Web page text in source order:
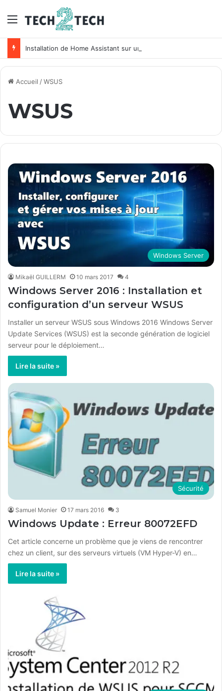
Menu
Installation de Home Assistant sur un NAS Synology
Accueil /WSUS
WSUS
Windows Server
Mikaël GUILLERM 10 mars 2017 4
Windows Server 2016 : Installation et
configuration d’un serveur WSUS
Installer un serveur WSUS sous Windows 2016 Windows Server
Update Services (WSUS) est la seconde génération de logiciel
serveur pour le déploiement…
Lire la suite »
Sécurité
Samuel Monier 17 mars 2016 3
Windows Update : Erreur 80072EFD
Cet article concerne un problème que je viens de rencontrer
chez un client, sur des serveurs virtuels (VM Hyper-V) en…
Lire la suite »